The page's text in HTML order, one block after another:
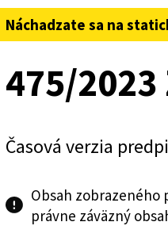
pred názvom domény
Náchadzate sa na
475/2023
Časová verzia
Obsah
právne záväzný